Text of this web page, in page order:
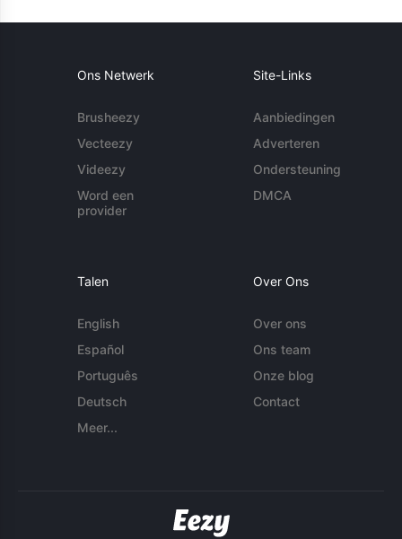
Ons Netwerk
Brusheezy
Vecteezy
Videezy
Word een
provider
Site-Links
Aanbiedingen
Adverteren
Ondersteuning
DMCA
Talen
English
Español
Português
Deutsch
Meer...
Over Ons
Over ons
Ons team
Onze blog
Contact